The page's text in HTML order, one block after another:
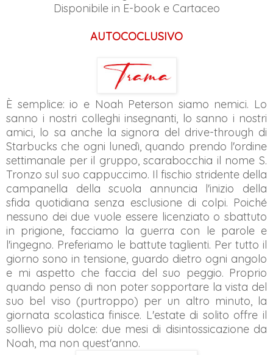
Disponibile in E-book e Cartaceo
AUTOCOCLUSIVO
È semplice: io e Noah Peterson siamo nemici. Lo
sanno i nostri colleghi insegnanti, lo sanno i nostri
amici, lo sa anche la signora del drive-through di
Starbucks che ogni lunedì, quando prendo l'ordine
settimanale per il gruppo, scarabocchia il nome S.
Tronzo sul suo cappuccimo. Il fischio stridente della
campanella della scuola annuncia l'inizio della
sfida quotidiana senza esclusione di colpi. Poiché
nessuno dei due vuole essere licenziato o sbattuto
in prigione, facciamo la guerra con le parole e
l'ingegno. Preferiamo le battute taglienti. Per tutto il
giorno sono in tensione, guardo dietro ogni angolo
e mi aspetto che faccia del suo peggio. Proprio
quando penso di non poter sopportare la vista del
suo bel viso (purtroppo) per un altro minuto, la
giornata scolastica finisce. L'estate di solito offre il
sollievo più dolce: due mesi di disintossicazione da
Noah, ma non quest'anno.